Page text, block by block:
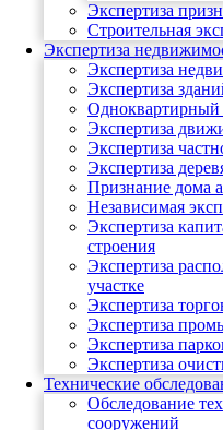
Экспертиза
Строительная
Экспертиза
Экспертиза
Экспертиза
Экспертиза
Экспертиза
Экспертиза
Признание дома
Независимая
Экспертиза
строения
Экспертиза
участке
Экспертиза
Экспертиза
Экспертиза
Экспертиза
Технические
Обследование
сооружений